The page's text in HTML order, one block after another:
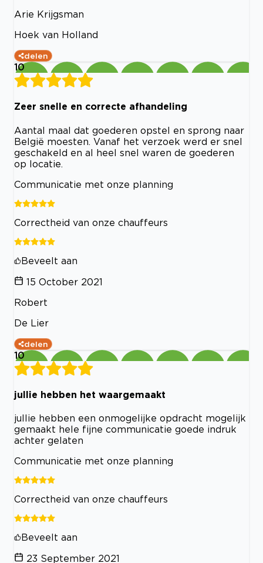
Arie Krijgsman
Hoek van Holland
delen
10
Zeer snelle en correcte afhandeling
Aantal maal dat goederen opstel en sprong naar
België moesten. Vanaf het verzoek werd er snel
geschakeld en al heel snel waren de goederen
op locatie.
Communicatie met onze planning
Correctheid van onze chauffeurs
Beveelt aan
15 October 2021
Robert
De Lier
delen
10
jullie hebben het waargemaakt
jullie hebben een onmogelijke opdracht mogelijk
gemaakt hele fijne communicatie goede indruk
achter gelaten
Communicatie met onze planning
Correctheid van onze chauffeurs
Beveelt aan
23 September 2021